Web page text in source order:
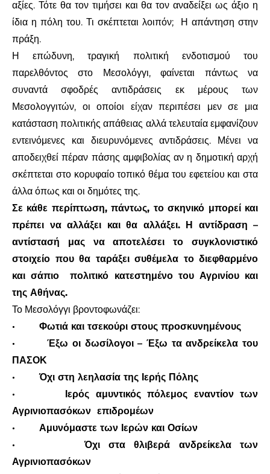
αξίες. Τότε θα τον τιμήσει και θα τον αναδείξει ως άξιο η
ίδια η πόλη του. Τι σκέπτεται λοιπόν;
Η απάντηση στην
πράξη.
Η επώδυνη, τραγική πολιτική ενδοτισμού του
παρελθόντος στο Μεσολόγγι, φαίνεται πάντως να
συναντά σφοδρές αντιδράσεις εκ μέρους των
Μεσολογγιτών, οι οποίοι είχαν περιπέσει μεν σε μια
κατάσταση πολιτικής απάθειας αλλά τελευταία εμφανίζουν
εντεινόμενες και διευρυνόμενες αντιδράσεις. Μένει να
αποδειχθεί πέραν πάσης αμφιβολίας αν η δημοτική αρχή
σκέπτεται στο κορυφαίο τοπικό θέμα του εφετείου και στα
άλλα όπως και οι δημότες της.
Σε κάθε περίπτωση, πάντως, το σκηνικό μπορεί και
πρέπει να αλλάξει και θα αλλάξει. Η αντίδραση –
αντίστασή μας να αποτελέσει το συγκλονιστικό
στοιχείο που θα ταράξει συθέμελα το διεφθαρμένο
και σάπιο
πολιτικό κατεστημένο του Αγρινίου και
της Αθήνας.
Το Μεσολόγγι βροντοφωνάζει:
·
Φωτιά και τσεκούρι στους προσκυνημένους
·
Έξω οι δωσίλογοι – Έξω τα ανδρείκελα του
ΠΑΣΟΚ
·
Όχι στη λεηλασία της Ιερής Πόλης
·
Ιερός αμυντικός πόλεμος εναντίον των
Αγρινιοπασόκων επιδρομέων
·
Αμυνόμαστε των Ιερών και Οσίων
·
Όχι στα θλιβερά ανδρείκελα των
Αγρινιοπασόκων